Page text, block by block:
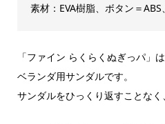
素材：EVA樹脂、ボタン＝
「ファイン らくらくぬぎっパ」
ベランダ用サンダルです。
サンダルをひっくり返すことな